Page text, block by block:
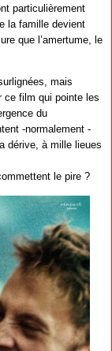
particulièrement
la famille devient
que l’amertume, le
mais
ce film qui pointe les
du
-normalement -
dérive, à mille lieues
le pire ?